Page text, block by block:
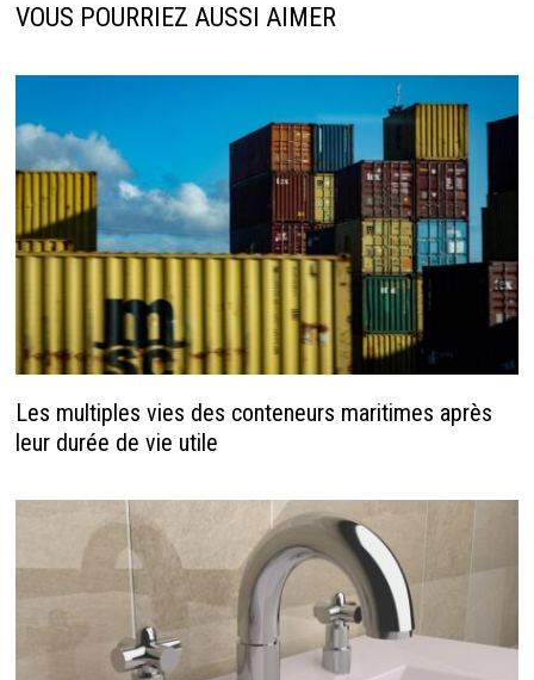
VOUS POURRIEZ AUSSI AIMER
Les multiples vies des conteneurs maritimes après
leur durée de vie utile